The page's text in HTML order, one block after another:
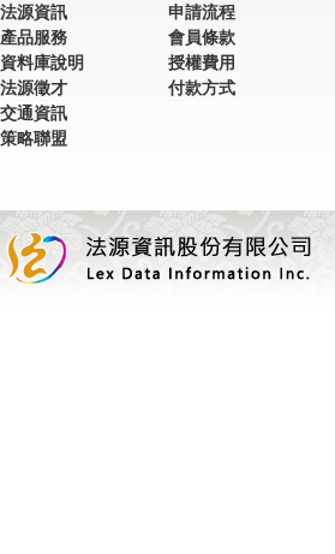
法源資訊
產品服務
資料庫說明
法源徵才
交通資訊
策略聯盟
申請流程
會員條款
授權費用
付款方式